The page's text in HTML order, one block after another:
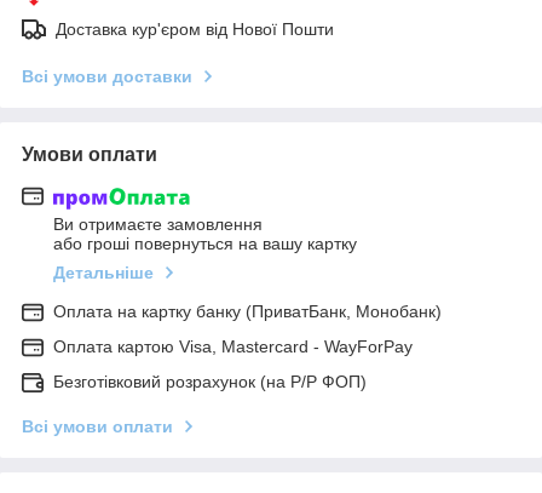
Доставка кур'єром від Нової Пошти
Всі умови доставки
Умови оплати
Ви отримаєте замовлення
або гроші повернуться на вашу картку
Детальніше
Оплата на картку банку (ПриватБанк, Монобанк)
Оплата картою Visa, Mastercard - WayForPay
Безготівковий розрахунок (на Р/Р ФОП)
Всі умови оплати